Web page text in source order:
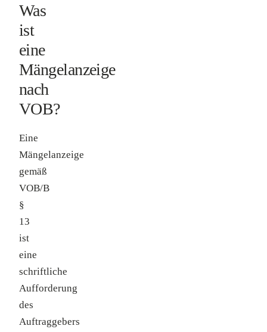
Was
ist
eine
Mängelanzeige
nach
VOB?
Eine
Mängelanzeige
gemäß
VOB/B
§
13
ist
eine
schriftliche
Aufforderung
des
Auftraggebers